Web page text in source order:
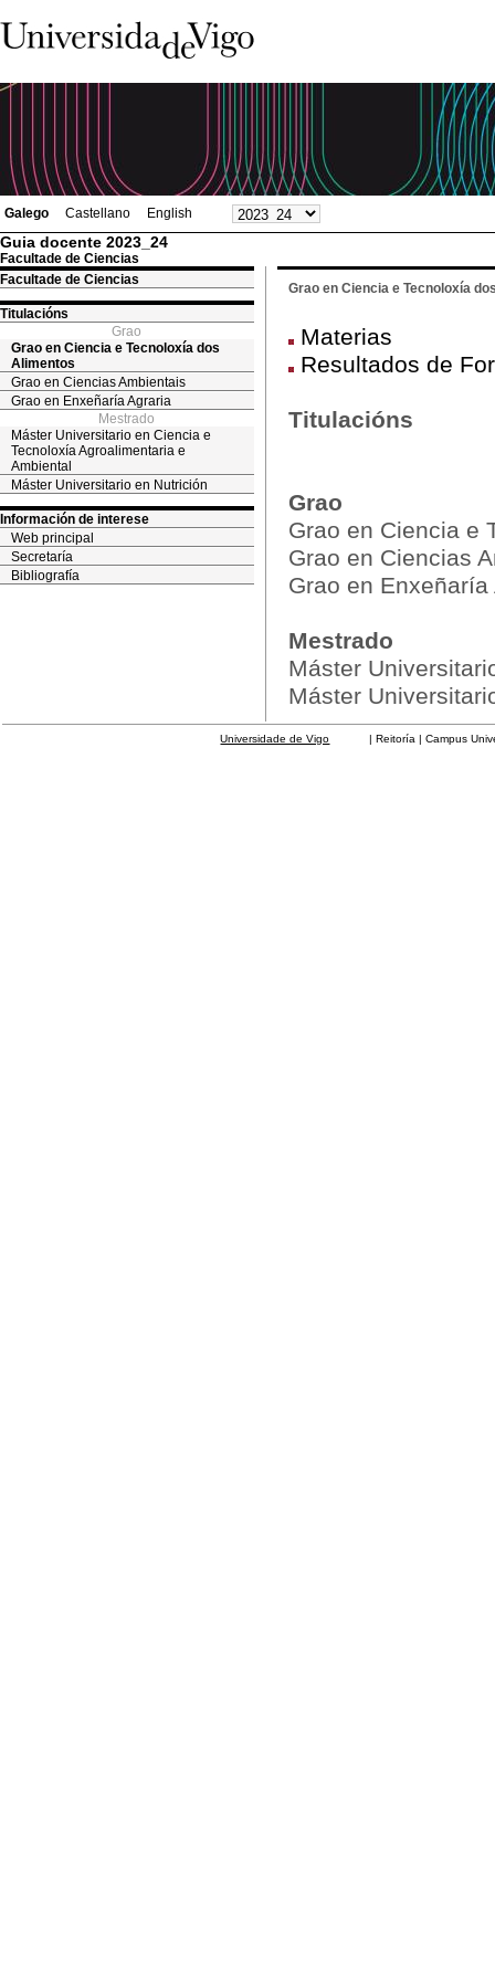
Galego Castellano English
Guia docente 2023_24
Facultade de Ciencias
Facultade de Ciencias
Titulacións
Grao
Grao en Ciencia e Tecnoloxía dos
Alimentos
Grao en Ciencias Ambientais
Grao en Enxeñaría Agraria
Mestrado
Máster Universitario en Ciencia e
Tecnoloxía Agroalimentaria e
Ambiental
Máster Universitario en Nutrición
Información de interese
Web principal
Secretaría
Bibliografía
Grao en Ciencia e Tecnoloxía
Materias
Resultados de
Titulacións
Grao
Grao en Ciencia e
Grao en Ciencias
Grao en Enxeñaría
Mestrado
Máster
Máster
Universidade de Vigo | Reitoría | Campus